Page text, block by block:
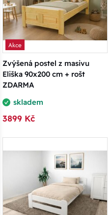
Akce
Zvýšená postel z masivu
Eliška 90x200 cm + rošt
ZDARMA
skladem
3899 Kč